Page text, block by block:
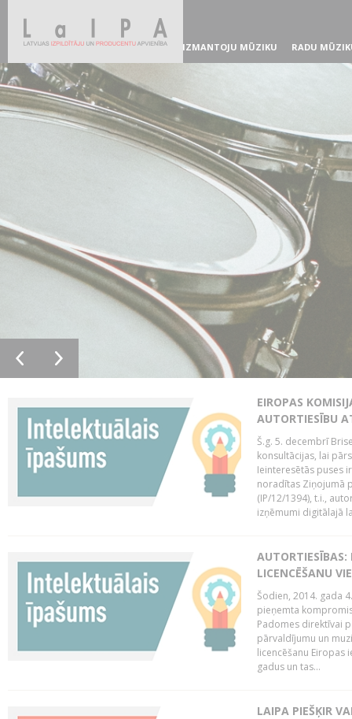
IZMANTOJU MŪZIKU RADU
EIROPAS
AUTORTIESĪBU
Š.g. 5. decembrī
konsultācijas, lai
Ieinteresētās puses
noradītas Ziņojumā
(IP/12/1394), t.i.,
izņēmumi digitālajā
AUTORTIESĪBAS:
LICENCĒŠANU
Šodien, 2014. gada
pieņemta
Padomes direktīvai
pārvaldījumu un
licencēšanu Eiropas
gadus un tas...
LAIPA PIEŠĶIR